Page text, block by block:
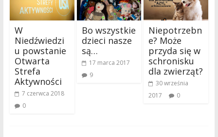
W
Niedźwiedzi
u powstanie
Otwarta
Strefa
Aktywności
7 czerwca 2018
0
Bo wszystkie
dzieci nasze
są…
17 marca 2017
9
Niepotrzebn
e? Może
przyda się w
schronisku
dla zwierząt?
30 września
2017
0